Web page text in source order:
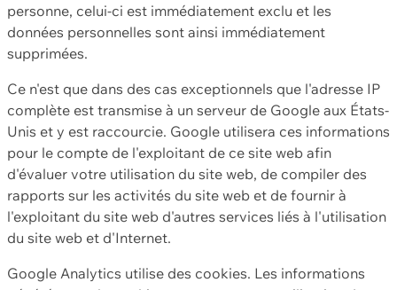
personne, celui-ci est immédiatement exclu et les
données personnelles sont ainsi immédiatement
supprimées.
Ce n'est que dans des cas exceptionnels que l'adresse IP
complète est transmise à un serveur de Google aux États-
Unis et y est raccourcie. Google utilisera ces informations
pour le compte de l'exploitant de ce site web afin
d'évaluer votre utilisation du site web, de compiler des
rapports sur les activités du site web et de fournir à
l'exploitant du site web d'autres services liés à l'utilisation
du site web et d'Internet.
Google Analytics utilise des cookies. Les informations